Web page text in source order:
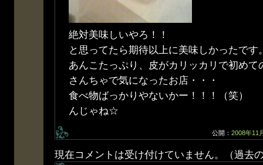
絶対美味しいやろ！！
と思ってたら期待以上に美味しかったです
あんこたっぷり、皮がカリッカリで初めて
さんちゃで気になったお店・・・
食べ物ばっかりやないかー！！！（笑）
んじゃね☆
公開： 2008年11
現在コメントは受け付けていません。（過去